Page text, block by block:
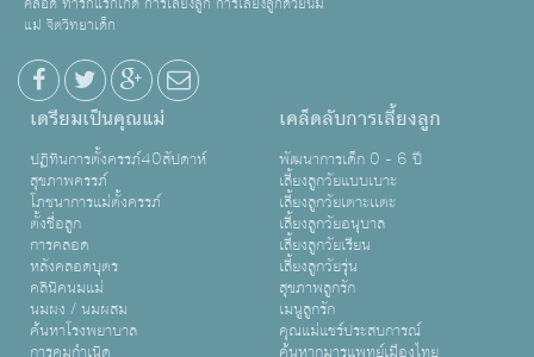
แม่ จิตวิทยาเด็ก
เตรียมเป็นคุณแม่
ปฏิทินการตั้งครรภ์40สัปดาห์
สุขภาพครรภ์
โภชนาการแม่ตั้งครรภ์
ตั้งชื่อลูก
การคลอด
หลังคลอดบุตร
คลินิคนมแม่
นมผง / นมผสม
ค้นหาโรงพยาบาล
เคล็ดลับการเลี้ยงลูก
พัฒนาการเด็ก 0 - 6 ปี
เลี้ยงลูกวัยแบบเบาะ
เลี้ยงลูกวัยเตาะเเตะ
เลี้ยงลูกวัยอนุบาล
เลี้ยงลูกวัยเรียน
เลี้ยงลูกวัยรุ่น
สุขภาพลูกรัก
เมนูลูกรัก
คุณแม่แชร์ประสบการณ์